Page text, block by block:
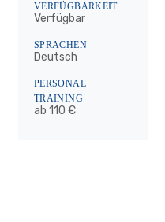
VERFÜGBARKEIT
Verfügbar
SPRACHEN
Deutsch
PERSONAL
TRAINING
ab 110 €